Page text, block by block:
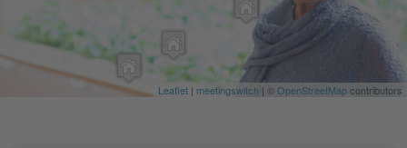
Leaflet | meetingswitch | ©OpenStreetMapcontributors